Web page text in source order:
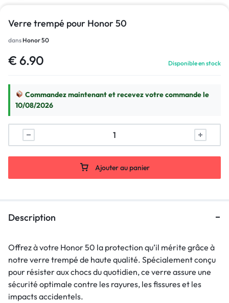
Verre trempé pour Honor 50
dans Honor 50
€ 6.90 Disponible en stock
Commandez maintenant et recevez votre commande le
10/08/2026
Ajouter au panier
Description
Offrez à votre Honor 50 la protection qu’il mérite grâce à
notre verre trempé de haute qualité. Spécialement conçu
pour résister aux chocs du quotidien, ce verre assure une
sécurité optimale contre les rayures, les fissures et les
impacts accidentels.